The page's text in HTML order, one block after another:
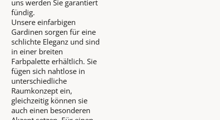
uns werden Sie garantiert
fündig.
Unsere einfarbigen
Gardinen sorgen für eine
schlichte Eleganz und sind
in einer breiten
Farbpalette erhältlich. Sie
fügen sich nahtlose in
unterschiedliche
Raumkonzept ein,
gleichzeitig können sie
auch einen besonderen